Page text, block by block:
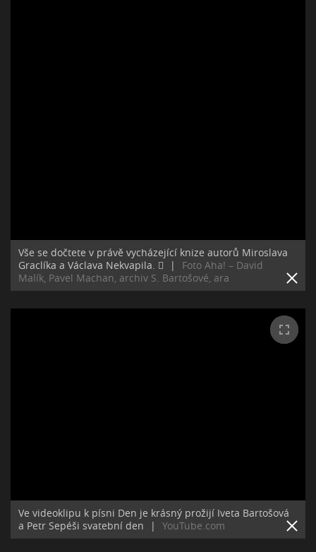
Vše se dočtete v právě vycházející knize autorů Miroslava
Graclíka a Václava Nekvapila. ﷯
|
Foto Aha! – David
Malík, Pavel Machan, archiv S. Bartošové, ara
Ve videoklipu k písni Den je krásný prožijí Iveta Bartošová
a Petr Sepéši svatební den
| YouTube.com